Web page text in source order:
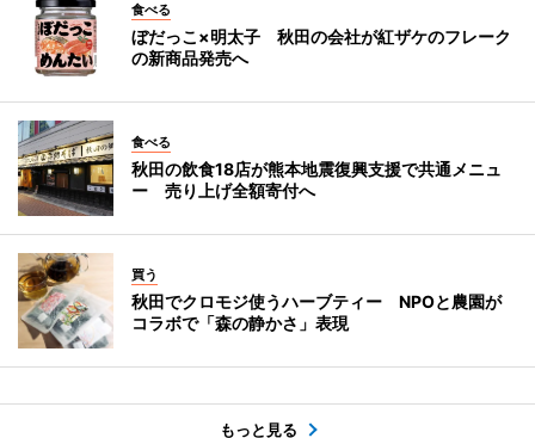
食べる
ぼだっこ×明太子 秋田の会社が紅ザケのフレーク
の新商品発売へ
食べる
秋田の飲食18店が熊本地震復興支援で共通メニュ
ー 売り上げ全額寄付へ
買う
秋田でクロモジ使うハーブティー NPOと農園が
コラボで「森の静かさ」表現
もっと見る